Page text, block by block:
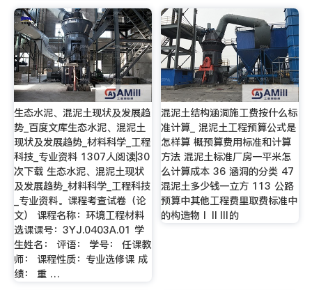
生态水泥、混泥土现状及发展趋
势_百度文库生态水泥、混泥土
现状及发展趋势_材料科学_工程
科技_专业资料 1307人阅读|30
次下载 生态水泥、混泥土现状
及发展趋势_材料科学_工程科技
_专业资料。课程考查试卷（论
文） 课程名称：环境工程材料
选课课号：3YJ.0403A.01 学
生姓名： 评语： 学号： 任课教
师： 课程性质：专业选修课 成
绩： 重 …
混泥土结构涵洞施工费按什么标
准计算_ 混泥土工程预算公式是
怎样算 概预算费用标准和计算
方法 混泥土标准厂房一平米怎
么计算成本 36 涵洞的分类 47
混泥土多少钱一立方 113 公路
预算中其他工程费里取费标准中
的构造物ⅠⅡⅢ的